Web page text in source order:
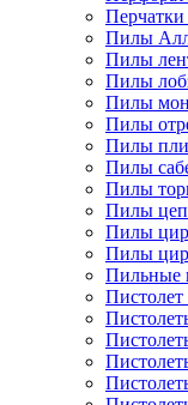
Пилы
Пилы
Пилы
Пилы
Пилы
Пилы
Пилы
Пилы
Пилы
Пилы
Пилы
Пильные